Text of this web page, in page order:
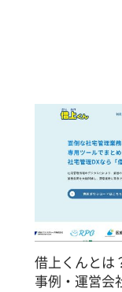
借上くんとは
事例・運営